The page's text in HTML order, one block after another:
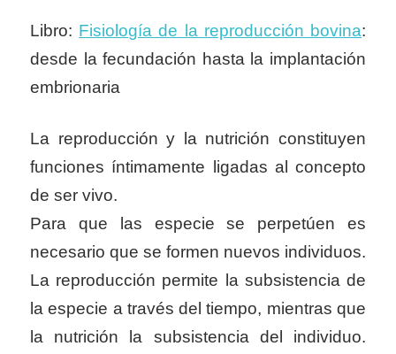
Libro: Fisiología de la reproducción bovina:
desde la fecundación hasta la implantación
embrionaria
La reproducción y la nutrición constituyen
funciones íntimamente ligadas al concepto
de ser vivo.
Para que las especie se perpetúen es
necesario que se formen nuevos individuos.
La reproducción permite la subsistencia de
la especie a través del tiempo, mientras que
la nutrición la subsistencia del individuo.